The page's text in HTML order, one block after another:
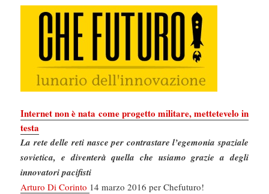
Internet non è nata come progetto militare, mettetevelo in
testa
La rete delle reti nasce per contrastare l’egemonia spaziale
sovietica, e diventerà quella che usiamo grazie a degli
innovatori pacifisti
Arturo Di Corinto 14 marzo 2016 per Chefuturo!